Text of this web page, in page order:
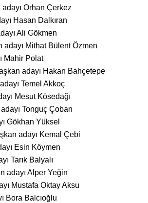
Orhan Çerkez
Hasan Dalkıran
Ali Gökmen
Mithat Bülent Özmen
Mahir Polat
adayı Hakan Bahçetepe
Temel Akkoç
Mesut Kösedağı
Tonguç Çoban
Gökhan Yüksel
adayı Kemal Çebi
Esin Köymen
Tarık Balyalı
adayı Alper Yeğin
Mustafa Oktay Aksu
Bora Balcıoğlu